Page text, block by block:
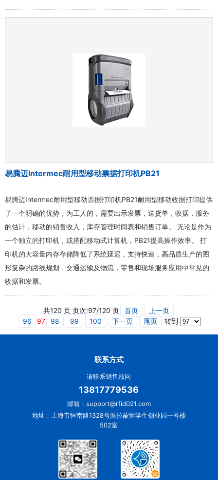
易腾迈Intermec耐用型移动票据打印机PB21
易腾迈Intermec耐用型移动票据打印机PB21耐用型移动收据打印提供
了一个明确的优势，为工人的，需要出示发票，送货单，收据，服务
的估计，移动的销售收入，库存管理时间表和销售订单。 无论是作为
一个独立的打印机，或搭配移动式计算机，PB21提高操作效率。 打
印机的大容量内存存储降低了系统延迟，支持快速，高品质生产的图
形复杂的路线规划，交通运输及物流，零售和现场服务应用中常见的
收据和发票。
共120 页 页次:97/120 页 首页
上一页
96
97 98 99 100 下一页 尾页 转到
联系方式
请联系销售顾问
13817779536
邮箱：support@rfid021.com
地址：上海市恒南路1328号派拉蒙留学生创业园一号楼
502室